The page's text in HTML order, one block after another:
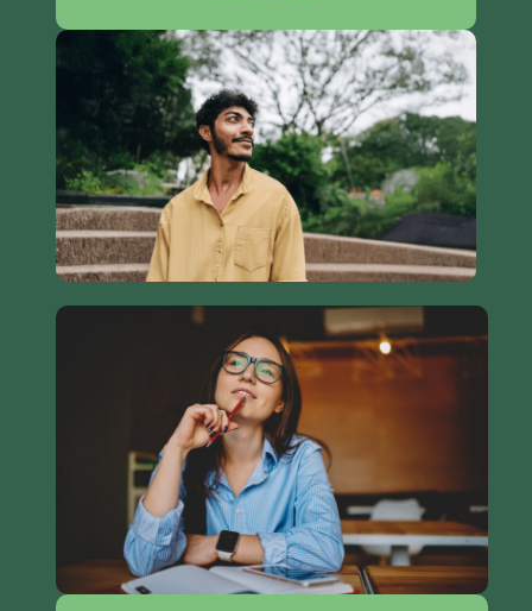
Evénementiel & animation d’écosystèmes
Nous valorisons les initiatives entrepreneuriales
à travers l’organisation de concours, soirées,
salons, et l’animation de tiers-lieux. Nous
intervenons pour dynamiser vos projets et vos
territoires.
Développement
de compétences professionnelles
Nous formons les équipes sur des thématiques
clés : prise de parole en public, management
collaboratif, intelligence collective etc. Nos
formations sont adaptées aux enjeux des
structures publiques, privées et à impact,
notamment les structures de l'Économie Sociale et